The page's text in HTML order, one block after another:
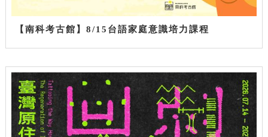
【南科考古館】8/15台語家庭意識培力課程